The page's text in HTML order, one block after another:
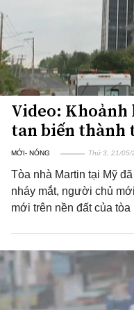
Video: Khoảnh
tan biến thành
MỚI- NÓNG Thứ 3, 21/
Tòa nhà Martin tại Mỹ
nháy mắt, người chủ
mới trên nền đất của tòa